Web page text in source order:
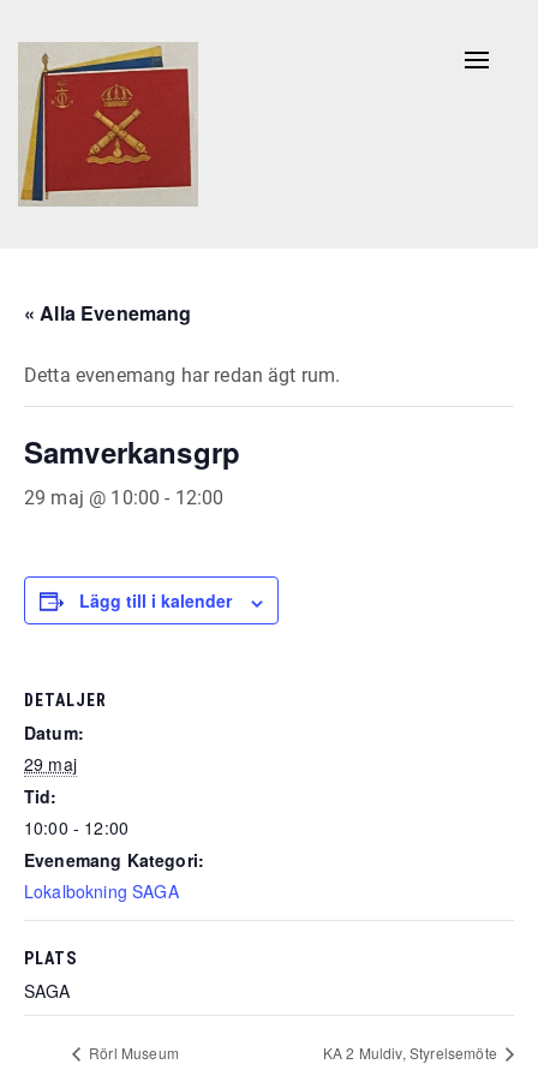
« Alla Evenemang
Detta evenemang har redan ägt rum.
Samverkansgrp
29 maj @ 10:00 - 12:00
Lägg till i kalender
DETALJER
Datum:
29 maj
Tid:
10:00 - 12:00
Evenemang Kategori:
Lokalbokning SAGA
PLATS
SAGA
Rörl Museum KA 2 Muldiv, Styrelsemöte